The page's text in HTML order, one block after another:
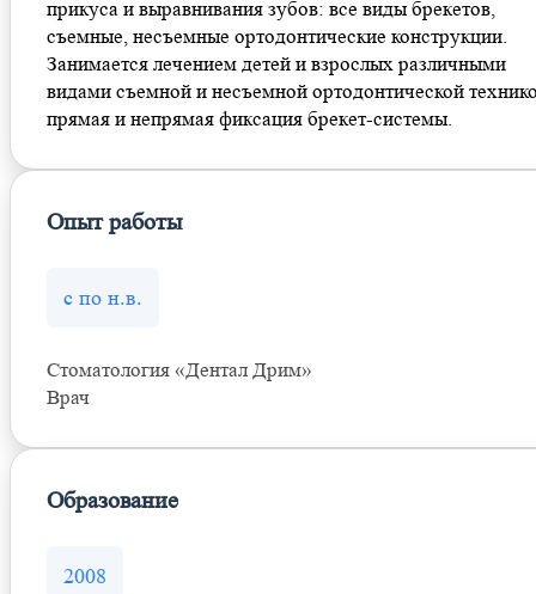
прикуса и выравнивания зубов: все виды брекетов,
съемные, несъемные ортодонтические конструкции.
Занимается лечением детей и взрослых различными
видами съемной и несъемной ортодонтической
прямая и непрямая фиксация брекет-системы.
Опыт работы
с по н.в.
Стоматология «Дентал Дрим»
Врач
Образование
2008